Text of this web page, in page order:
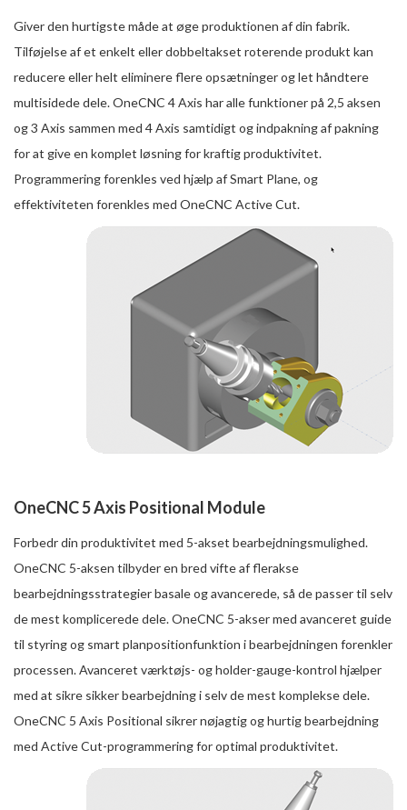
Giver den hurtigste måde at øge produktionen af din fabrik.
Tilføjelse af et enkelt eller dobbeltakset roterende produkt kan
reducere eller helt eliminere flere opsætninger og let håndtere
multisidede dele. OneCNC 4 Axis har alle funktioner på 2,5 aksen
og 3 Axis sammen med 4 Axis samtidigt og indpakning af pakning
for at give en komplet løsning for kraftig produktivitet.
Programmering forenkles ved hjælp af Smart Plane, og
effektiviteten forenkles med OneCNC Active Cut.
OneCNC 5 Axis Positional Module
Forbedr din produktivitet med 5-akset bearbejdningsmulighed.
OneCNC 5-aksen tilbyder en bred vifte af flerakse
bearbejdningsstrategier basale og avancerede, så de passer til selv
de mest komplicerede dele. OneCNC 5-akser med avanceret guide
til styring og smart planpositionfunktion i bearbejdningen forenkler
processen. Avanceret værktøjs- og holder-gauge-kontrol hjælper
med at sikre sikker bearbejdning i selv de mest komplekse dele.
OneCNC 5 Axis Positional sikrer nøjagtig og hurtig bearbejdning
med Active Cut-programmering for optimal produktivitet.